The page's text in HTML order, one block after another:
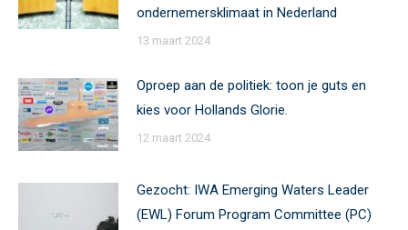
ondernemersklimaat in Nederland
13 maart 2024
Oproep aan de politiek: toon je guts en
kies voor Hollands Glorie.
12 maart 2024
Gezocht: IWA Emerging Waters Leader
(EWL) Forum Program Committee (PC)